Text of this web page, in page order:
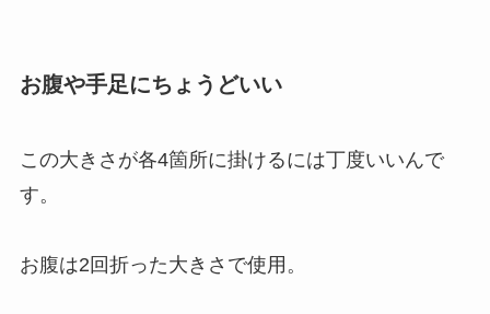
お腹や手足にちょうどいい
この大きさが各4箇所に掛けるには丁度いいんで
す。
お腹は2回折った大きさで使用。